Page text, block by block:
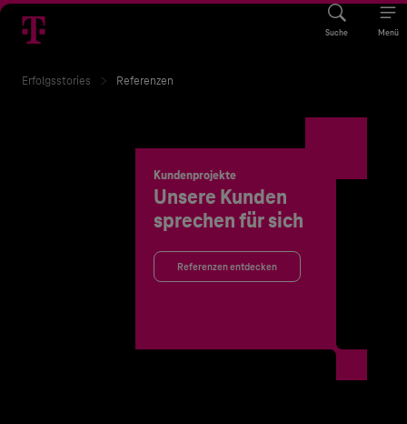
Suche Menü
Erfolgsstories Referenzen
Kundenprojekte
Unsere Kunden
sprechen für sich
Referenzen entdecken